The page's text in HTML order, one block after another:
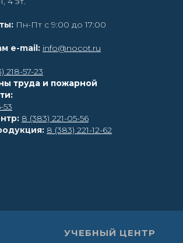
Пн-Пт с 9:00 до 17:00
e-mail: info@nocot.ru
218-57-23
труда и пожарной
53
8 (383) 221-05-56
8 (383) 221-12-62
УЧЕБНЫЙ ЦЕНТР